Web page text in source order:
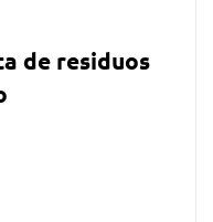
de residuos